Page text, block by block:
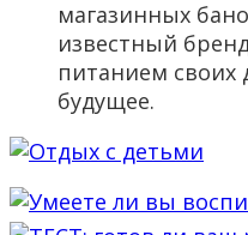
магазинных
известный
питанием своих
будущее.